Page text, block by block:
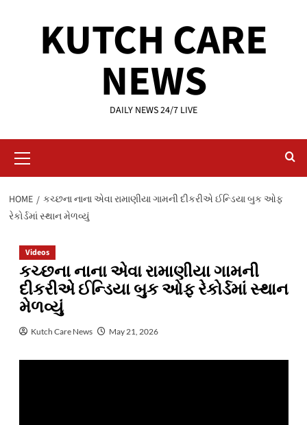
KUTCH CARE
NEWS
DAILY NEWS 24/7 LIVE
Menu
HOME
કચ્છના નાના એવા રામાણીયા ગામની દીકરીએ ઈન્ડિયા બુક ઓફ
રેકોર્ડમાં સ્થાન મેળવ્યું
Videos
કચ્છના નાના એવા રામાણીયા ગામની
દીકરીએ ઈન્ડિયા બુક ઓફ રેકોર્ડમાં સ્થાન
મેળવ્યું
Kutch Care News May 21, 2026